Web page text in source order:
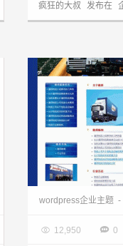
疯狂的大叔 发布在
wordpress企业主题 -
 12,950  0